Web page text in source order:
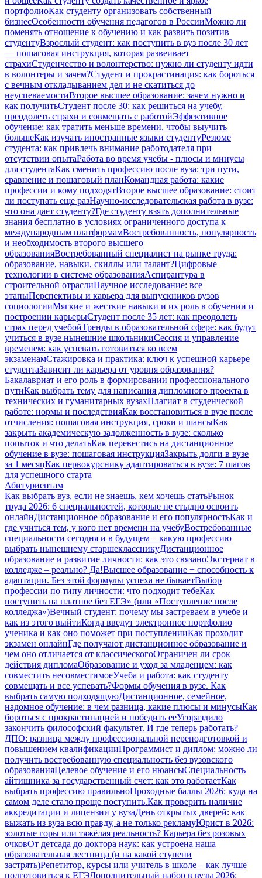
портфолиоКак студенту организовать собственный
бизнесОсобенности обучения педагогов в РоссииМожно ли
поменять отношение к обучению и как развить позитив
студентуВзрослый студент: как поступить в вуз после 30 лет
— пошаговая инструкция, которая развеивает
страхиСтуденчество и волонтерство: нужно ли cтуденту идти
в волонтеры и зачем?Студент и прокрастинация: как бороться
с вечным откладыванием дел и не скатиться до
неуспеваемостиВторое высшее образование: зачем нужно и
как получитьСтудент после 30: как решиться на учебу,
преодолеть страхи и совмещать с работойЭффективное
обучение: как тратить меньше времени, чтобы выучить
большеКак изучать иностранные языки студентуРезюме
студента: как привлечь внимание работодателя при
отсутствии опытаРабота во время учебы - плюсы и минусы
для студентаКак сменить профессию после вуза: три пути,
сравнение и пошаговый планКомандная работа: какие
профессии и кому подходятВторое высшее образование: стоит
ли поступать еще разНаучно-исследовательская работа в вузе:
что она дает студенту?Где студенту взять дополнительные
знания бесплатно в условиях ограниченного доступа к
международным платформамВостребованность, популярность
и необходимость второго высшего
образованияВостребованный специалист на рынке труда:
образование, навыки, скиллы или талант?Цифровые
технологии в системе образованияАспирантура в
строительной отраслиНаучное исследование: все
этапыПерспективы и карьера для выпускников вузов
социологииМягкие и жесткие навыки и их роль в обучении и
построении карьерыСтудент после 35 лет: как преодолеть
страх перед учебойТренды в образовательной сфере: как будут
учиться в вузе нынешние школьникиСессия и управление
временем: как успевать готовиться ко всем
экзаменамСтажировка и практика: ключ к успешной карьере
студентаЗависит ли карьера от уровня образования?
Бакалавриат и его роль в формировании профессионального
путиКак выбрать тему для написания дипломного проекта в
технических и гуманитарных вузахПлагиат в студенческой
работе: нормы и последствияКак восстановиться в вузе после
отчисления: пошаговая инструкция, сроки и шансыКак
закрыть академическую задолженность в вузе: сколько
попыток и что делатьКак перевестись на дистанционное
обучение в вузе: пошаговая инструкцияЗакрыть долги в вузе
за 1 месяцКак первокурснику адаптироваться в вузе: 7 шагов
для успешного старта
Абитуриентам
Как выбрать вуз, если не знаешь, кем хочешь статьРынок
труда 2026: 6 специальностей, которые не стыдно освоить
онлайнДистанционное образование и его популярностьКак и
где учиться тем, у кого нет времени на учебуВостребованные
специальности сегодня и в будущем – какую профессию
выбрать нынешнему старшеклассникуДистанционное
образование и развитие личности: как это связаноЭкстернат в
колледже – реально? Да!Высшее образование + способность к
адаптации. Без этой формулы успеха не бываетВыбор
профессии по типу личности: что подходит тебеКак
поступить на платное без ЕГЭ» (или «Поступление после
колледжа»)Вечный студент: почему мы застреваем в учебе и
как из этого выйтиКогда введут электронное портфолио
ученика и как оно поможет при поступленииКак проходит
экзамен онлайнГде получают дистанционное образование и
чем оно отличается от классическогоОграничен ли срок
действия дипломаОбразование и уход за младенцем: как
совместить несовместимоеУчеба и работа: как студенту
совмещать и все успевать?Формы обучения в вузе. Как
выбрать самую подходящуюДистанционное, семейное,
надомное обучение: в чем разница, какие плюсы и минусыКак
бороться с прокрастинацией и победить ееУгораздило
закончить философский факультет. И где теперь работать?
ДПО: разница между профессиональной переподготовкой и
повышением квалификацииПрограммист и диплом: можно ли
получить востребованную специальность без вузовского
образованияЦелевое обучение и его нюансыСпециальность
айтишника за государственный счет: как это работаетКак
выбрать профессию правильноПроходные баллы 2026: куда на
самом деле стало проще поступить.Как проверить наличие
аккредитации и лицензии у вузаДень открытых дверей: как
выжать из вуза всю правду, а не только рекламуЮрист в 2026:
золотые горы или тяжёлая реальность? Карьера без розовых
очковОт детсада до доктора наук: как устроена наша
образовательная лестница (и на какой ступени
застрять)Репетитор, курсы или учитель в школе – как лучше
подготовиться к ЕГЭДополнительный набор в вузы 2026: